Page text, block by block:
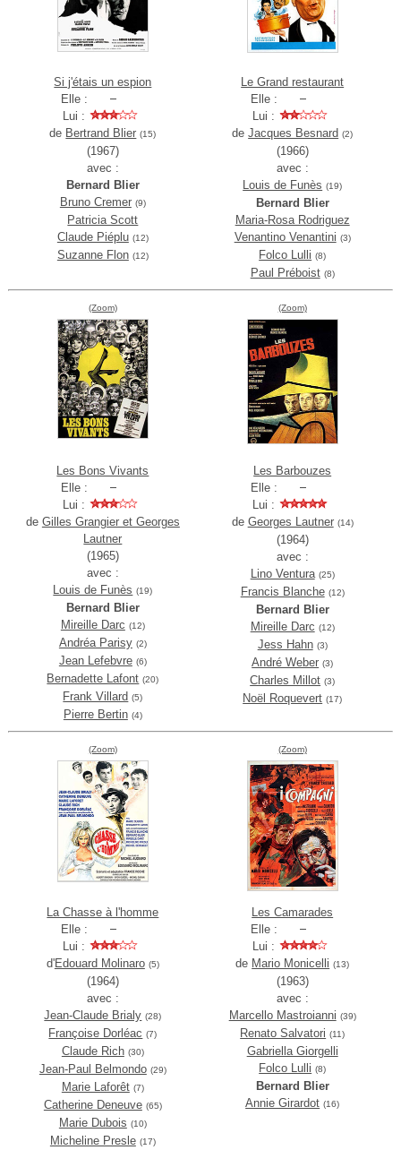
Si j'étais un espion
Elle :
Lui :
de Bertrand Blier (15)
(1967)
avec :
Bernard Blier
Bruno Cremer (9)
Patricia Scott
Claude Piéplu (12)
Suzanne Flon (12)
Le Grand restaurant
Elle :
Lui :
deJacques Besnard (2)
(1966)
avec :
Louis de Funès (19)
Bernard Blier
Maria-Rosa Rodriguez
Venantino Venantini (3)
Folco Lulli (8)
Paul Préboist (8)
(Zoom)
Les Bons Vivants
Elle :
Lui :
de Gilles Grangier et Georges
Lautner
(1965)
avec :
Louis de Funès (19)
Bernard Blier
Mireille Darc (12)
Andréa Parisy (2)
Jean Lefebvre (6)
Bernadette Lafont (20)
Frank Villard (5)
Pierre Bertin (4)
(Zoom)
Les Barbouzes
Elle :
Lui :
de Georges Lautner (14)
(1964)
avec :
Lino Ventura (25)
Francis Blanche (12)
Bernard Blier
Mireille Darc (12)
Jess Hahn (3)
André Weber (3)
Charles Millot (3)
Noël Roquevert (17)
(Zoom)
La Chasse à l'homme
Elle :
Lui :
d'Edouard Molinaro (5)
(1964)
avec :
Jean-Claude Brialy (28)
Françoise Dorléac (7)
Claude Rich (30)
Jean-Paul Belmondo (29)
Marie Laforêt (7)
Catherine Deneuve (65)
Marie Dubois (10)
Micheline Presle (17)
(Zoom)
Les Camarades
Elle :
Lui :
de Mario Monicelli (13)
(1963)
avec :
Marcello Mastroianni (39)
Renato Salvatori (11)
Gabriella Giorgelli
Folco Lulli (8)
Bernard Blier
Annie Girardot (16)